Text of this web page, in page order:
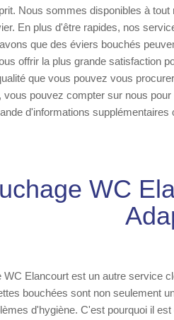
Nous sommes disponibles à
En plus d'être rapides, nos
que des éviers bouchés
offrir la plus grande satisfaction
que vous pouvez vous
vous pouvez compter sur nous
d'informations supplémentaires
WC
WC Elancourt est un autre service
bouchées sont non seulement
d'hygiène. C'est pourquoi il